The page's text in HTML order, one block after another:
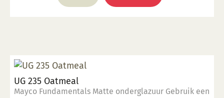
UG 235 Oatmeal
Mayco Fundamentals Matte onderglazuur Gebruik een